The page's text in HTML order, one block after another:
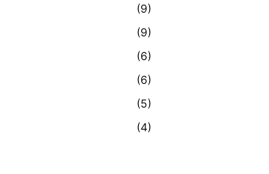
(9)
(9)
(6)
(6)
(5)
(4)